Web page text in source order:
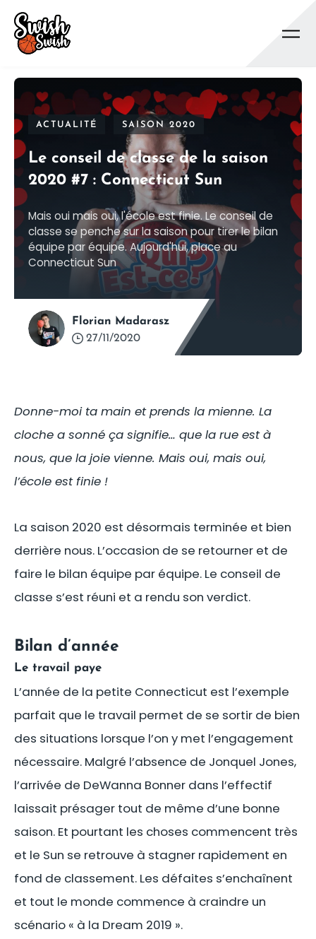
ACTUALITÉ SAISON 2020
Le conseil de classe de la saison
2020 #7 : Connecticut Sun
Mais oui mais oui, l'école est finie. Le conseil de
classe se penche sur la saison pour tirer le bilan
équipe par équipe. Aujourd'hui, place au
Connecticut Sun
27/11/2020
Florian Madarasz
Donne-moi ta main et prends la mienne. La
cloche a sonné ça signifie… que la rue est à
nous, que la joie vienne. Mais oui, mais oui,
l’école est finie !
La saison 2020 est désormais terminée et bien
derrière nous. L’occasion de se retourner et de
faire le bilan équipe par équipe. Le conseil de
classe s’est réuni et a rendu son verdict.
Bilan d’année
Le travail paye
L’année de la petite Connecticut est l’exemple
parfait que le travail permet de se sortir de bien
des situations lorsque l’on y met l’engagement
nécessaire. Malgré l’absence de Jonquel Jones,
l’arrivée de DeWanna Bonner dans l’effectif
laissait présager tout de même d’une bonne
saison. Et pourtant les choses commencent très
et le Sun se retrouve à stagner rapidement en
fond de classement. Les défaites s’enchaînent
et tout le monde commence à craindre un
scénario « à la Dream 2019 ».